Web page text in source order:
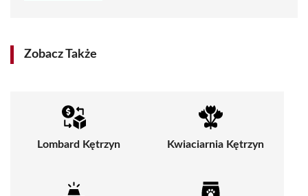
Zobacz Także
Lombard Kętrzyn Kwiaciarnia Kętrzyn